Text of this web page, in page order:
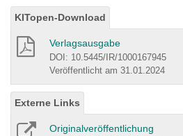
KITopen-Download
Verlagsausgabe
DOI: 10.5445/IR/1000167945
Veröffentlicht am 31.01.2024
Externe Links
Originalveröffentlichung